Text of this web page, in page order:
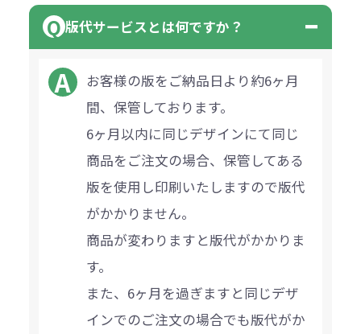
版代サービスとは何ですか？
お客様の版をご納品日より約6ヶ月
間、保管しております。
6ヶ月以内に同じデザインにて同じ
商品をご注文の場合、保管してある
版を使用し印刷いたしますので版代
がかかりません。
商品が変わりますと版代がかかりま
す。
また、6ヶ月を過ぎますと同じデザ
インでのご注文の場合でも版代がか